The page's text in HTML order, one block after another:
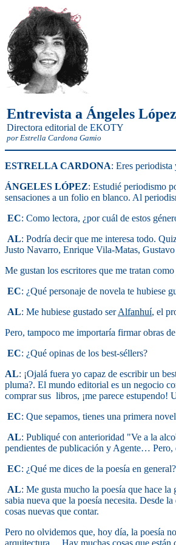
Entrevista a Ángeles López
Directora editorial de EKOTY
por Estrella Cardona Gamio
ESTRELLA CARDONA: Eres periodista
ÁNGELES LÓPEZ: Estudié periodismo
sensaciones a un folio en blanco. Al
EC: Como lectora, ¿por cuál de estos
AL: Podría decir que me interesa todo.
Justo Navarro, Enrique Vila-Matas,
Me gustan los escritores que me tratan
EC: ¿Qué personaje de novela te hubiese
AL: Me hubiese gustado serAlfanhuí, el
Pero, tampoco me importaría firmar obras
EC: ¿Qué opinas de los best-séllers?
AL: ¡Ojalá fuera yo capaz de escribir un
pluma?. El mundo editorial es un negocio
comprar sus libros, ¡me parece estupendo!
EC: Que sepamos, tienes una primera
AL: Publiqué con anterioridad "Ve a la
pendientes de publicación y Agente… Pero,
EC: ¿Qué me dices de la poesía en general?
AL: Me gusta mucho la poesía que hace
sabia nueva que la poesía necesita. Desde
cosas nuevas que contar.
Pero no olvidemos que, hoy día, la poesía
arquitectura… Hay muchas cosas que están